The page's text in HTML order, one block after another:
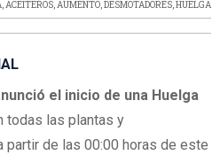
,ACEITEROS,AUMENTO,DESMOTADORES,HUELGA
el inicio de una Huelga
todas las plantas y
de las 00:00 horas de este